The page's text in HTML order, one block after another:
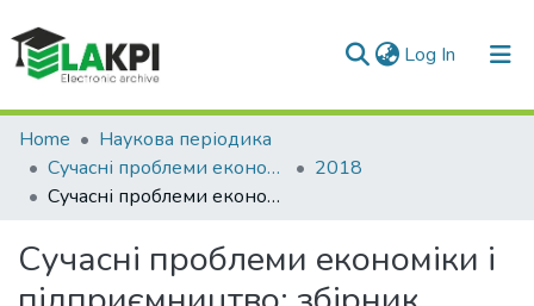
Log In (current)
Communities & Collections
All of DSpace
Home
Наукова періодика
Сучасні проблеми економіки і підприємництво
2018
Сучасні проблеми економіки і підприємництво: збірник наукових праць, Вип. 22
Сучасні проблеми економіки і